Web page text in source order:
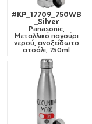
#KP_17709_750WB
_Silver
Panasonic,
Μεταλλικό παγούρι
νερού, ανοξείδωτο
ατσάλι, 750ml